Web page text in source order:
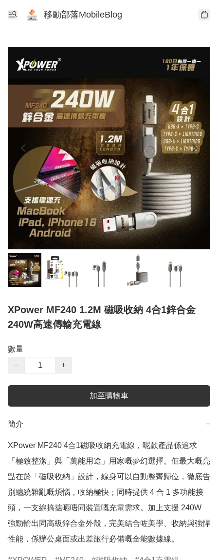
移動部落MobileBlog
XPower MF240 1.2M 磁吸收納 4合1鋅合金
240W高速傳輸充電線
數量
−
+
加至購物車
簡介 −
XPower MF240 4合1磁吸收納充電線，呢款產品係追求
「極致整潔」與「萬能用途」用家嘅夢幻選擇。佢最大嘅亮
點在於「磁吸收納」設計，線身可以自動整齊歸位，徹底告
別纏繞雜亂嘅煩惱，收納極快；同時提供 4 合 1 多功能接
頭，一支線搞掂晒唔同裝置嘅充電需求。加上支援 240W
強勁輸出同高級鋅合金外殼，完美結合咗美學、收納與強悍
性能，係辦公桌面或出差旅行必備嘅全能數據線。